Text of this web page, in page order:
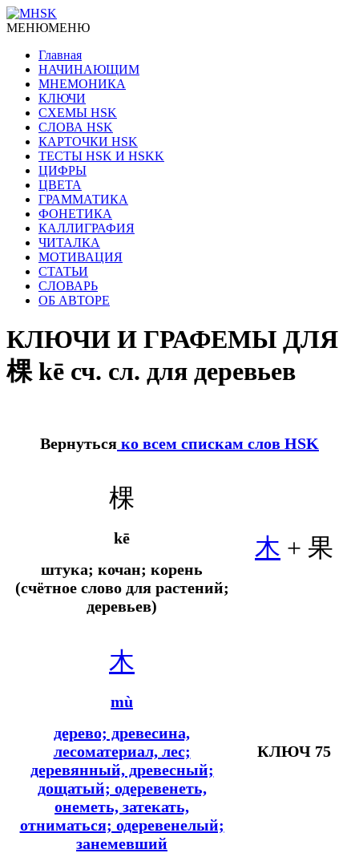
МЕНЮМЕНЮ
Главная
НАЧИНАЮЩИМ
МНЕМОНИКА
КЛЮЧИ
СХЕМЫ HSK
СЛОВА HSK
КАРТОЧКИ HSK
ТЕСТЫ HSK И HSKK
ЦИФРЫ
ЦВЕТА
ГРАММАТИКА
ФОНЕТИКА
КАЛЛИГРАФИЯ
ЧИТАЛКА
МОТИВАЦИЯ
СТАТЬИ
СЛОВАРЬ
ОБ АВТОРЕ
КЛЮЧИ И ГРАФЕМЫ ДЛЯ
棵 kē сч. сл. для деревьев
Вернуться ко всем спискам слов HSK
棵
kē
штука; кочан; корень
(счётное слово для растений;
деревьев)
木 + 果
木
mù
дерево; древесина,
лесоматериал, лес;
деревянный, древесный;
дощатый; одеревенеть,
онеметь, затекать,
отниматься; одеревенелый;
занемевший
КЛЮЧ 75